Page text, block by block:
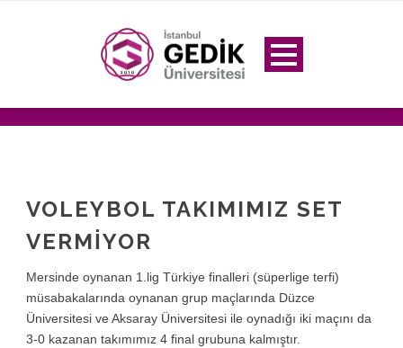
VOLEYBOL TAKIMIMIZ SET
VERMIYOR
Mersinde oynanan 1.lig Türkiye finalleri (süperlige terfi)
müsabakalarında oynanan grup maçlarında Düzce
Üniversitesi ve Aksaray Üniversitesi ile oynadığı iki maçını da
3-0 kazanan takımımız 4 final grubuna kalmıştır.